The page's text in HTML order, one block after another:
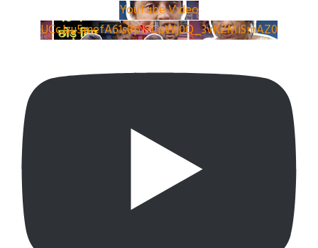
YouTube Video
UCcJzu5mefA61s8pJ7LpWj0Q_3vKZMiSmAZ0